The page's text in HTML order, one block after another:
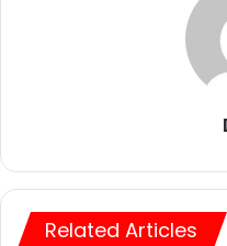
Related Articles